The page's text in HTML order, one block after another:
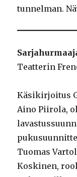
tunnelman.
Teatterin
Käsikirjoitus
Aino Piirola,
Tuomas
Koskinen,